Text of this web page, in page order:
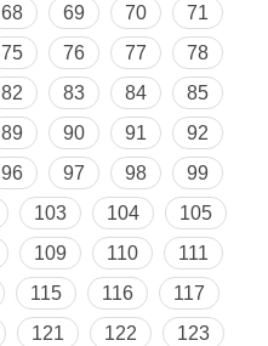
68 69 70
71
75 76 77
78
82 83 84
85
89 90 91
92
96 97 98
99
103 104
105
109 110
111
115 116
117
121 122
123